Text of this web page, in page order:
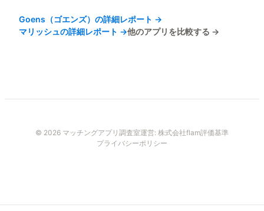
Goens（ゴエンズ） の詳細レポート →
マリッシュの詳細レポート →他のアプリを比較する →
© 2026 マッチングアプリ調査室運営: 株式会社flam評価基準
プライバシーポリシー